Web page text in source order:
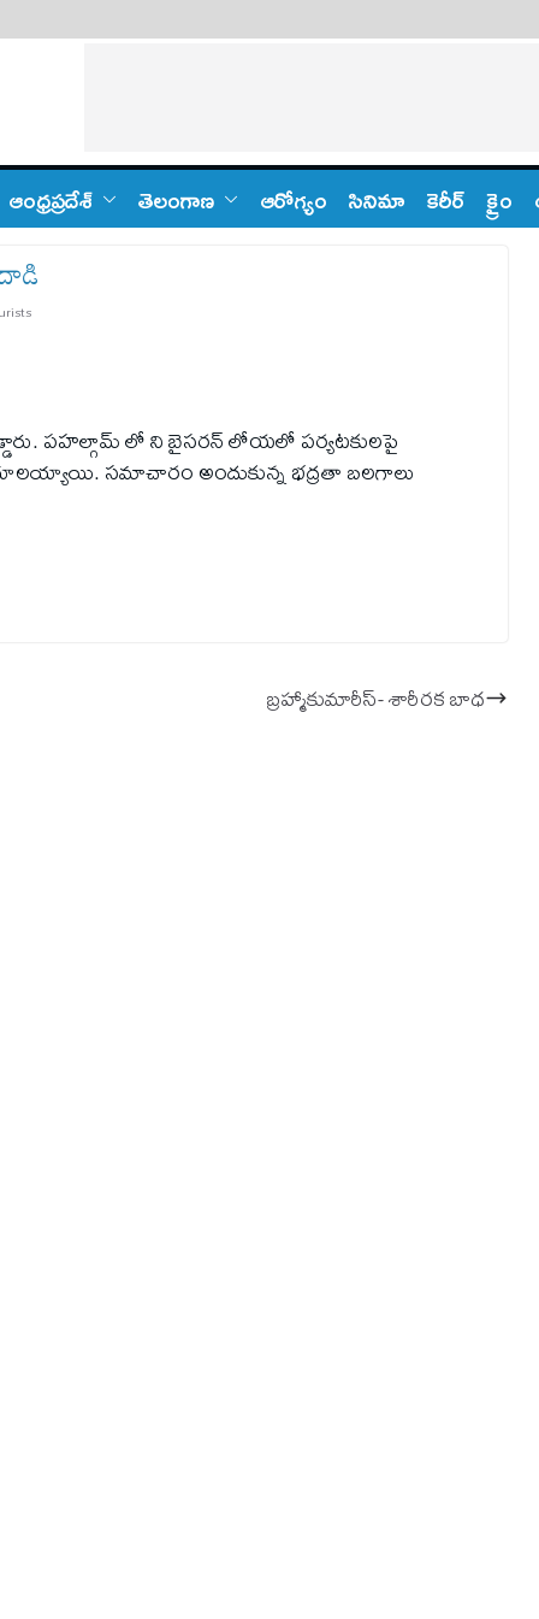
ఆంధ్ర‌ప్ర‌దేశ్ తెలంగాణ‌ ఆరోగ్యం సినిమా కెరీర్ క్రైం
పహల్గామ్ లో ని బైసరన్ లోయలో పర్యటకులపై
సమాచారం అందుకున్న భద్రతా బలగాలు
బ్రహ్మాకుమారీస్‌- శారీరక బాధ